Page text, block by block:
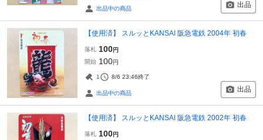
出品中の商品 出品
【使用済】 スルッとKANSAI 阪急電鉄 2004年 初春
落札 100円
開始 100円
1 8/6 23:46終了
出品中の商品 出品
【使用済】 スルッとKANSAI 阪急電鉄 2002年 初春
落札 100円